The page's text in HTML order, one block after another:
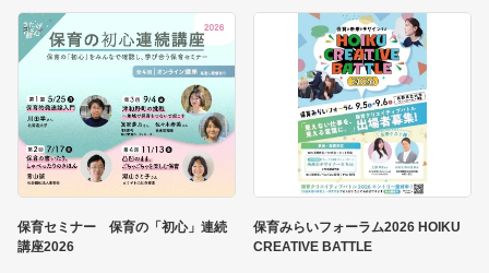
保育セミナー 保育の「初心」連続
講座2026
保育みらいフォーラム2026 HOIKU
CREATIVE BATTLE